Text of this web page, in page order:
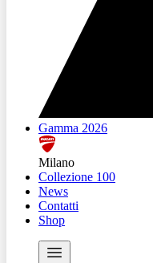
Gamma 2026
Milano
Collezione 100
News
Contatti
Shop